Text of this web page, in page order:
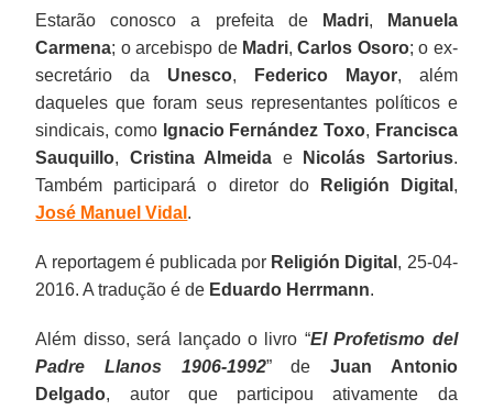
Estarão conosco a prefeita de Madri,
Manuela
Carmena; o arcebispo de Madri,Carlos Osoro; o ex-
secretário da Unesco, Federico Mayor, além
daqueles que foram seus representantes políticos e
sindicais, como Ignacio Fernández Toxo, Francisca
Sauquillo, Cristina Almeida e Nicolás Sartorius.
Também participará o diretor do
Religión Digital ,
José Manuel Vidal .
A reportagem é publicada por Religión Digital , 25-04-
2016. A tradução é de Eduardo Herrmann.
Além disso, será lançado o livro “El Profetismo del
Padre Llanos 1906-1992” de Juan Antonio
Delgado, autor que participou ativamente da